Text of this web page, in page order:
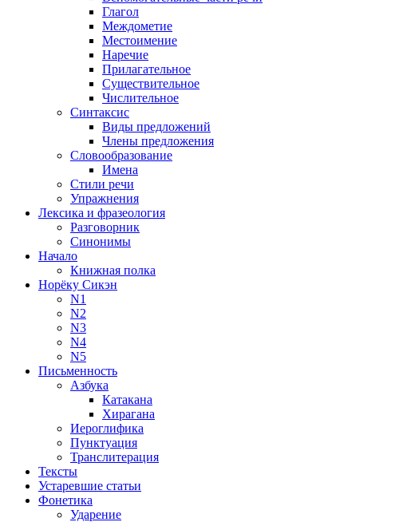
Глагол
Междометие
Местоимение
Наречие
Прилагательное
Существительное
Числительное
Синтаксис
Виды предложений
Члены предложения
Словообразование
Имена
Стили речи
Упражнения
Лексика и фразеология
Разговорник
Синонимы
Начало
Книжная полка
Норёку Сикэн
N1
N2
N3
N4
N5
Письменность
Азбука
Катакана
Хирагана
Иероглифика
Пунктуация
Транслитерация
Тексты
Устаревшие статьи
Фонетика
Ударение